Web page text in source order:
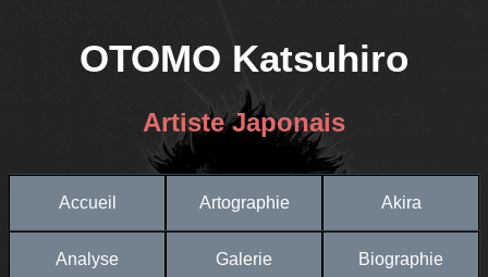
OTOMO Katsuhiro
Artiste Japonais
Accueil Artographie Akira
Analyse Galerie Biographie